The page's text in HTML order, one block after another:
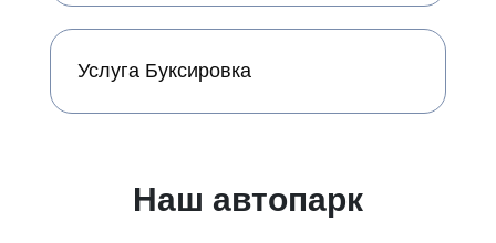
Услуга Буксировка
Наш автопарк